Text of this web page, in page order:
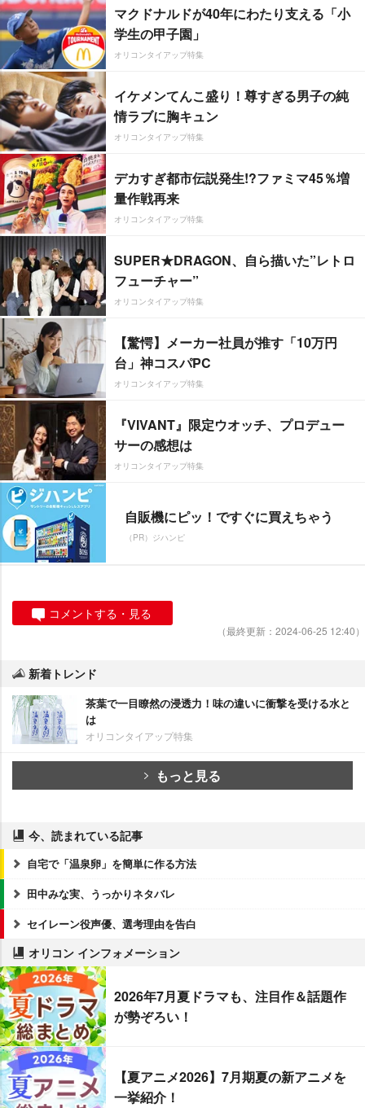
マクドナルドが40年にわたり支える「小
学生の甲子園」
オリコンタイアップ特集
イケメンてんこ盛り！尊すぎる男子の純
情ラブに胸キュン
オリコンタイアップ特集
デカすぎ都市伝説発生!?ファミマ45％増
量作戦再来
オリコンタイアップ特集
SUPER★DRAGON、自ら描いた”レトロ
フューチャー”
オリコンタイアップ特集
【驚愕】メーカー社員が推す「10万円
台」神コスパPC
オリコンタイアップ特集
『VIVANT』限定ウオッチ、プロデュー
サーの感想は
オリコンタイアップ特集
自販機にピッ！ですぐに買えちゃう
（PR）ジハンピ
コメントする・見る
（最終更新：2024-06-25 12:40）
新着トレンド
茶葉で一目瞭然の浸透力！味の違いに衝撃を受ける水と
は
オリコンタイアップ特集
もっと見る
今、読まれている記事
自宅で「温泉卵」を簡単に作る方法
田中みな実、うっかりネタバレ
セイレーン役声優、選考理由を告白
オリコン インフォメーション
2026年7月夏ドラマも、注目作＆話題作
が勢ぞろい！
【夏アニメ2026】7月期夏の新アニメを
一挙紹介！